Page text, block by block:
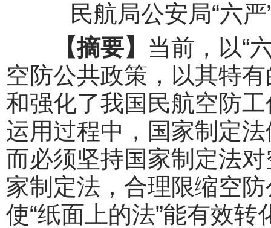
民航局公安局“六
【摘要】 当前，以“
空防公共政策，以其特
和强化了我国民航空防
运用过程中，国家制定
而必须坚持国家制定法
家制定法，合理限缩空
使“纸面上的法”能有效转